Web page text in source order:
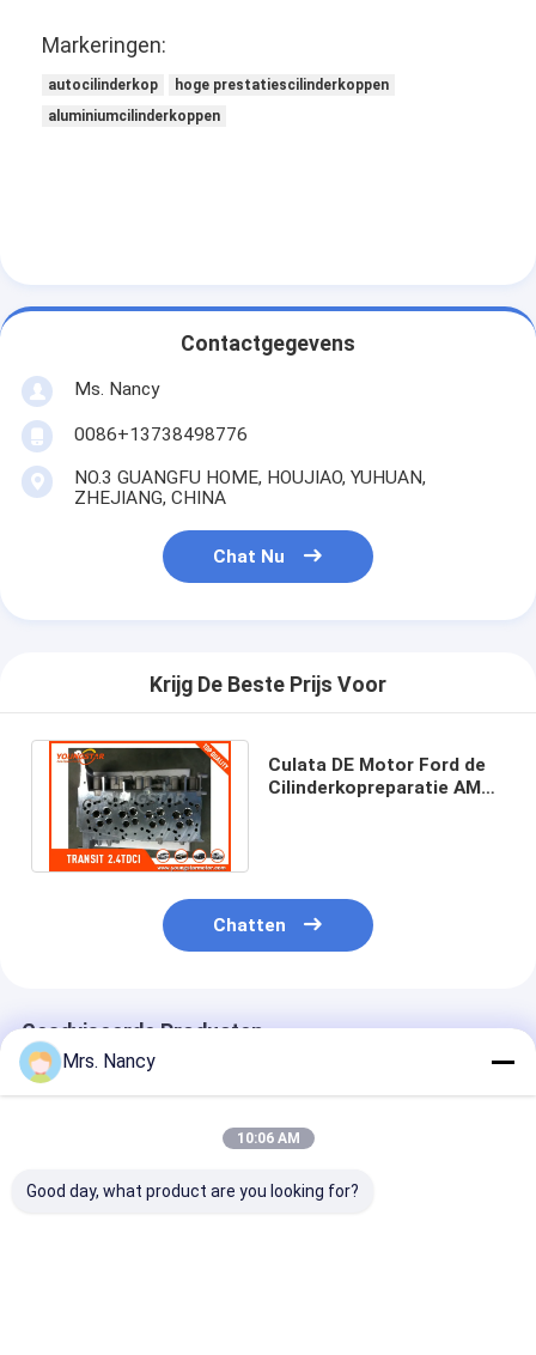
cilinderkoppakking
auto turbolader
Markeringen:
autocilinderkop
hoge prestatiescilinderkoppen
aluminiumcilinderkoppen
Contactgegevens
Ms. Nancy
0086+13738498776
NO.3 GUANGFU HOME, HOUJIAO, YUHUAN,
ZHEJIANG, CHINA
Chat Nu
Krijg De Beste Prijs Voor
Culata DE Motor Ford de
Cilinderkopreparatie AMC
Chatten
Geadviseerde Producten
Mrs. Nancy
10:06 AM
Good day, what product are you looking for?